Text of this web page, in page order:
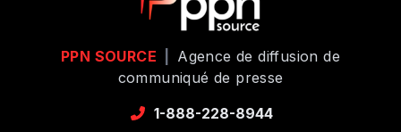
PPN SOURCE
Agence de diffusion de
communiqué de presse
1-888-228-8944